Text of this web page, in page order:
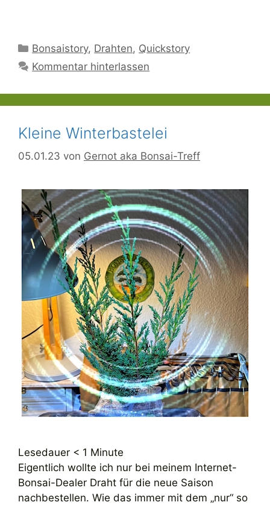
Kategorien
Bonsaistory, Drahten, Quickstory
Kommentar hinterlassen
Kleine Winterbastelei
05.01.23 von Gernot aka Bonsai-Treff
Lesedauer < 1 Minute
Eigentlich wollte ich nur bei meinem Internet-
Bonsai-Dealer Draht für die neue Saison
nachbestellen. Wie das immer mit dem „nur“ so